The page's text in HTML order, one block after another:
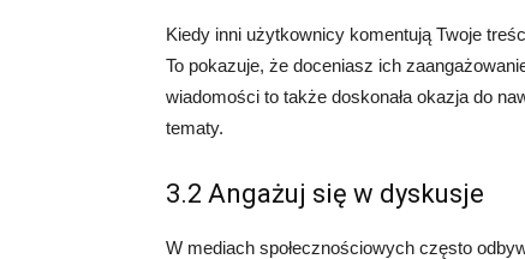
Kiedy inni użytkownicy komentują Twoje
To pokazuje, że doceniasz ich
wiadomości to także doskonała okazja do
tematy.
3.2 Angażuj się w dyskusje
W mediach społecznościowych często